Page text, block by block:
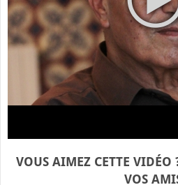
VOUS AIMEZ CETTE VIDÉO
VOS